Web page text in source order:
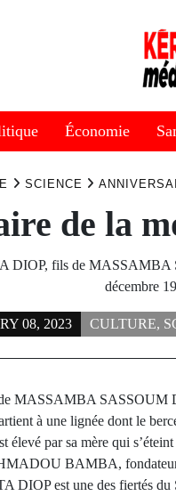
Économie
SCIENCE
de la
DIOP, fils de MASSAMBA
décembre
08, 2023 CULTURE,
MASSAMBA SASSOUM
à une lignée dont le
élevé par sa mère qui
BAMBA,
DIOP est une des fiertés du